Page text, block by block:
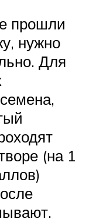
прошли
нужно
Для
(на 1